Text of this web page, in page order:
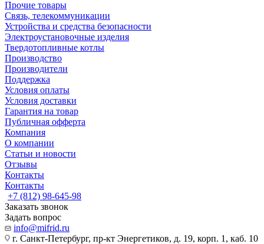
Прочие товары
Связь, телекоммуникации
Устройства и средства безопасности
Электроустановочные изделия
Твердотопливные котлы
Производство
Производители
Поддержка
Условия оплаты
Условия доставки
Гарантия на товар
Публичная офферта
Компания
О компании
Статьи и новости
Отзывы
Контакты
Контакты
+7 (812) 98-645-98
Заказать звонок
Задать вопрос
info@mifrid.ru
г. Санкт-Петербург, пр-кт Энергетиков, д. 19, корп. 1, каб. 10